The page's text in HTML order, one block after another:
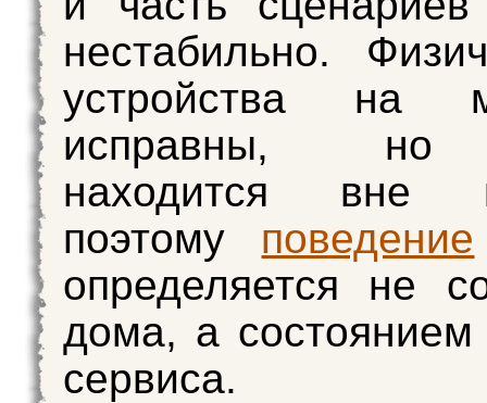
нестабильно.
устройства на
исправны,
находится вне
поэтому поведение
определяется не
дома, а состоянием
сервиса.